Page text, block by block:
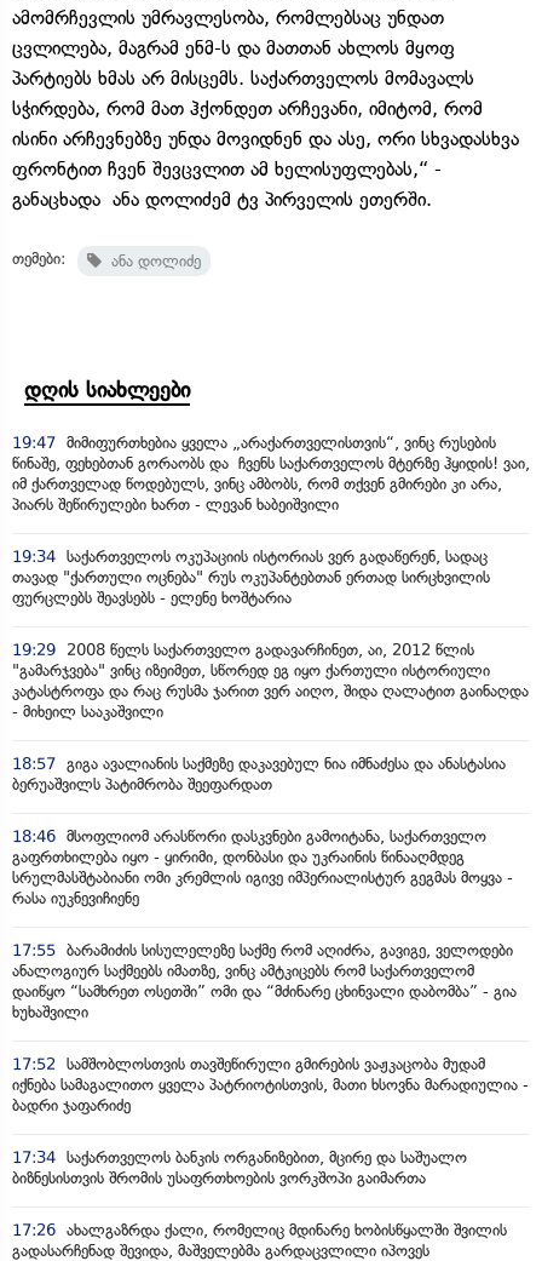
ამომრჩევლის უმრავლესობა, რომლებსაც უნდათ
ცვლილება, მაგრამ ენმ-ს და მათთან ახლოს მყოფ
პარტიებს ხმას არ მისცემს. საქართველოს მომავალს
სჭირდება, რომ მათ ჰქონდეთ არჩევანი, იმიტომ, რომ
ისინი არჩევნებზე უნდა მოვიდნენ და ასე, ორი სხვადასხვა
ფრონტით ჩვენ შევცვლით ამ ხელისუფლებას,“ -
განაცხადა ანა დოლიძემ ტვ პირველის ეთერში.
თემები: ანა დოლიძე
დღის სიახლეები
19:47 მიმიფურთხებია ყველა „არაქართველისთვის“, ვინც რუსების
წინაშე, ფეხებთან გორაობს და ჩვენს საქართველოს მტერზე ჰყიდის! ვაი,
იმ ქართველად წოდებულს, ვინც ამბობს, რომ თქვენ გმირები კი არა,
პიარს შეწირულები ხართ - ლევან ხაბეიშვილი
19:34 საქართველოს ოკუპაციის ისტორიას ვერ გადაწერენ, სადაც
თავად "ქართული ოცნება" რუს ოკუპანტებთან ერთად სირცხვილის
ფურცლებს შეავსებს - ელენე ხოშტარია
19:29
2008 წელს საქართველო გადავარჩინეთ, აი, 2012 წლის
"გამარჯვება" ვინც იზეიმეთ, სწორედ ეგ იყო ქართული ისტორიული
კატასტროფა და რაც რუსმა ჯარით ვერ აიღო, შიდა ღალატით გაინაღდა
- მიხეილ სააკაშვილი
18:57 გიგა ავალიანის საქმეზე დაკავებულ ნია იმნაძესა და ანასტასია
ბერუაშვილს პატიმრობა შეეფარდათ
18:46 მსოფლიომ არასწორი დასკვნები გამოიტანა, საქართველო
გაფრთხილება იყო - ყირიმი, დონბასი და უკრაინის წინააღმდეგ
სრულმასშტაბიანი ომი კრემლის იგივე იმპერიალისტურ გეგმას მოყვა -
რასა იუკნევიჩიენე
17:55 ბარამიძის სისულელეზე საქმე რომ აღიძრა, გავიგე, ველოდები
ანალოგიურ საქმეებს იმათზე, ვინც ამტკიცებს რომ საქართველომ
დაიწყო “სამხრეთ ოსეთში” ომი და “მძინარე ცხინვალი დაბომბა” - გია
ხუხაშვილი
17:52
სამშობლოსთვის თავშეწირული გმირების ვაჟკაცობა მუდამ
იქნება სამაგალითო ყველა პატრიოტისთვის, მათი ხსოვნა მარადიულია -
ბადრი ჯაფარიძე
17:34 საქართველოს ბანკის ორგანიზებით, მცირე და საშუალო
ბიზნესისთვის შრომის უსაფრთხოების ვორკშოპი გაიმართა
17:26 ახალგაზრდა ქალი, რომელიც მდინარე ხობისწყალში შვილის
გადასარჩენად შევიდა, მაშველებმა გარდაცვლილი იპოვეს